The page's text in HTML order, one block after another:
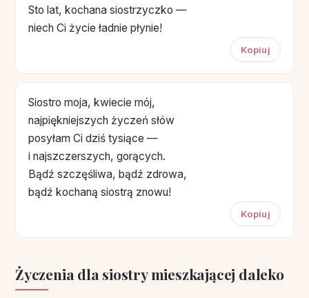
Sto lat, kochana siostrzyczko —
niech Ci życie ładnie płynie!
Kopiuj
Siostro moja, kwiecie mój,
najpiękniejszych życzeń słów
posyłam Ci dziś tysiące —
i najszczerszych, gorących.
Bądź szczęśliwa, bądź zdrowa,
bądź kochaną siostrą znowu!
Kopiuj
Życzenia dla siostry mieszkającej daleko